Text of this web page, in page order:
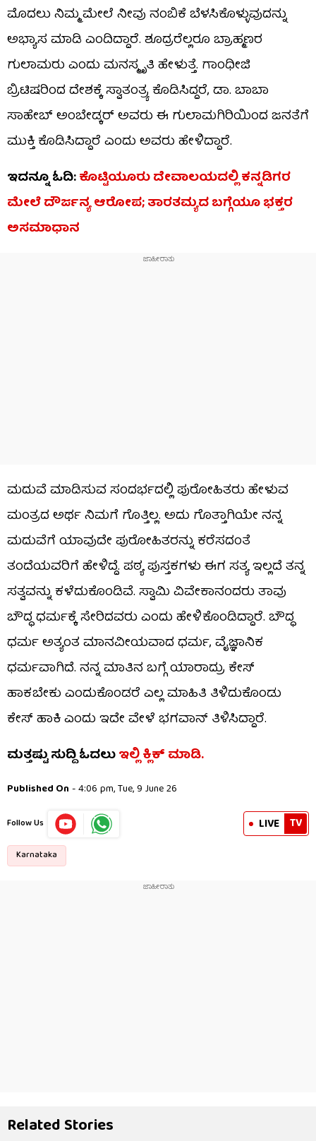
ಮೊದಲು ನಿಮ್ಮ ಮೇಲೆ‌ ನೀವು ನಂಬಿಕೆ ಬೆಳಸಿಕೊಳ್ಳುವುದನ್ನು
ಅಭ್ಯಾಸ ಮಾಡಿ ಎಂದಿದ್ದಾರೆ. ಶೂದ್ರರೆಲ್ಲರೂ ಬ್ರಾಹ್ಮಣರ
ಗುಲಾಮರು ಎಂದು ಮನಸ್ಮೃತಿ ಹೇಳುತ್ತೆ. ಗಾಂಧೀಜಿ
ಬ್ರಿಟಿಷರಿಂದ ದೇಶಕ್ಕೆ ಸ್ವಾತಂತ್ರ್ಯ ಕೊಡಿಸಿದ್ದರೆ, ಡಾ. ಬಾಬಾ
ಸಾಹೇಬ್​​ ಅಂಬೇಡ್ಕರ್​​ ಅವರು ಈ ಗುಲಾಮಗಿರಿಯಿಂದ ಜನತೆಗೆ
ಮುಕ್ತಿ ಕೊಡಿಸಿದ್ದಾರೆ ಎಂದು ಅವರು ಹೇಳಿದ್ದಾರೆ.
ಇದನ್ನೂ ಓದಿ:ಕೊಟ್ಟಿಯೂರು ದೇವಾಲಯದಲ್ಲಿ ಕನ್ನಡಿಗರ
ಮೇಲೆ ದೌರ್ಜನ್ಯ ಆರೋಪ; ತಾರತಮ್ಯದ ಬಗ್ಗೆಯೂ ಭಕ್ತರ
ಅಸಮಾಧಾನ
ಮದುವೆ ಮಾಡಿಸುವ ಸಂದರ್ಭದಲ್ಲಿ ಪುರೋಹಿತರು ಹೇಳುವ
ಮಂತ್ರದ ಅರ್ಥ ನಿಮಗೆ ಗೊತ್ತಿಲ್ಲ. ಅದು ಗೊತ್ತಾಗಿಯೇ ನನ್ನ
ಮದುವೆಗೆ ಯಾವುದೇ ಪುರೋಹಿತರನ್ನು ಕರೆಸದಂತೆ
ತಂದೆಯವರಿಗೆ ಹೇಳಿದ್ದೆ. ಪಠ್ಯ ಪುಸ್ತಕಗಳು ಈಗ ಸತ್ಯ ಇಲ್ಲದೆ ತನ್ನ
ಸತ್ವವನ್ನು ಕಳೆದುಕೊಂಡಿವೆ. ಸ್ವಾಮಿ ವಿವೇಕಾನಂದರು ತಾವು
ಬೌದ್ಧ ಧರ್ಮಕ್ಕೆ ಸೇರಿದವರು ಎಂದು ಹೇಳಿಕೊಂಡಿದ್ದಾರೆ. ಬೌದ್ಧ
ಧರ್ಮ ಅತ್ಯಂತ ಮಾನವೀಯವಾದ ಧರ್ಮ, ವೈಜ್ಞಾನಿಕ
ಧರ್ಮವಾಗಿದೆ. ನನ್ನ ಮಾತಿನ ಬಗ್ಗೆ ಯಾರಾದ್ರು ಕೇಸ್
ಹಾಕಬೇಕು ಎಂದುಕೊಂಡರೆ ಎಲ್ಲ ಮಾಹಿತಿ ತಿಳಿದುಕೊಂಡು
ಕೇಸ್ ಹಾಕಿ ಎಂದು ಇದೇ ವೇಳೆ ಭಗವಾನ್​​ ತಿಳಿಸಿದ್ದಾರೆ.
ಮತ್ತಷ್ಟು ಸುದ್ದಿ ಓದಲುಇಲ್ಲಿ ಕ್ಲಿಕ್​​ ಮಾಡಿ.
Published On - 4:06 pm, Tue, 9 June 26
Follow Us LIVE TV
Karnataka
Related Stories